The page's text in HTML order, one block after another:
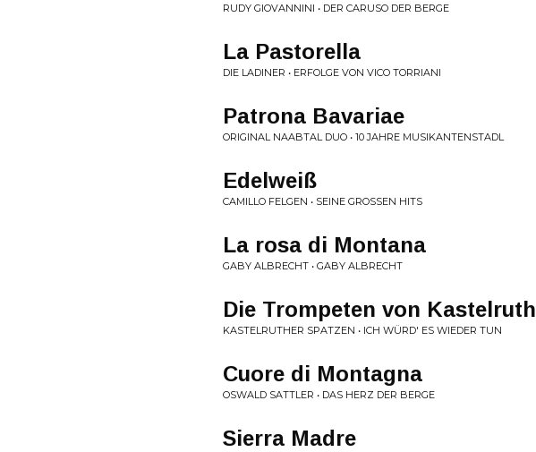
RUDY GIOVANNINI • DER CARUSO DER BERGE
La Pastorella
DIE LADINER • ERFOLGE VON VICO TORRIANI
Patrona Bavariae
ORIGINAL NAABTAL DUO • 10 JAHRE MUSIKANTENSTADL
Edelweiß
CAMILLO FELGEN • SEINE GROSSEN HITS
La rosa di Montana
GABY ALBRECHT • GABY ALBRECHT
Die Trompeten von Kastelruth
KASTELRUTHER SPATZEN • ICH WÜRD' ES WIEDER TUN
Cuore di Montagna
OSWALD SATTLER • DAS HERZ DER BERGE
Sierra Madre